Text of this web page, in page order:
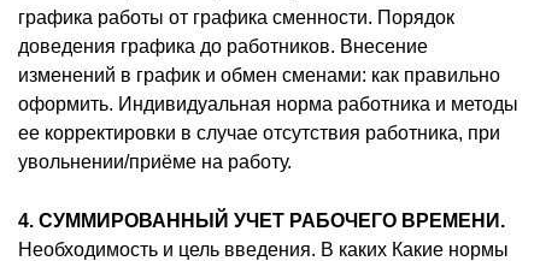
графика работы от графика сменности. Порядок
доведения графика до работников. Внесение
изменений в график и обмен сменами: как правильно
оформить. Индивидуальная норма работника и методы
ее корректировки в случае отсутствия работника, при
увольнении/приёме на работу.
4. СУММИРОВАННЫЙ УЧЕТ РАБОЧЕГО ВРЕМЕНИ.
Необходимость и цель введения. В каких Какие нормы